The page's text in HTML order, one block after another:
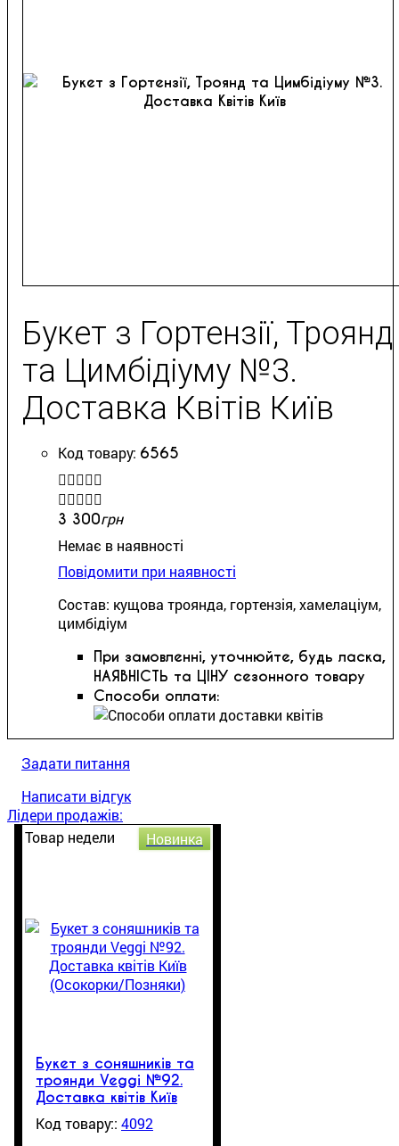
Букет з Гортензії, Троянд
та Цимбідіуму №3.
Доставка Квітів Київ
6565


3 300грн
Немає в наявності
Повідомити при наявності
Состав: кущова троянда, гортензія, хамелаціум,
цимбідіум
При замовленні, уточнюйте, будь ласка,
НАЯВНІСТЬ та ЦІНУ сезонного товару
Способи оплати:
Задати питання
Написати відгук
Лідери продажів:
Новинка
Товар недели
Букет з соняшників та
троянди Veggi №92.
Доставка квітів Київ
(Осокорки/Позняки)
4092